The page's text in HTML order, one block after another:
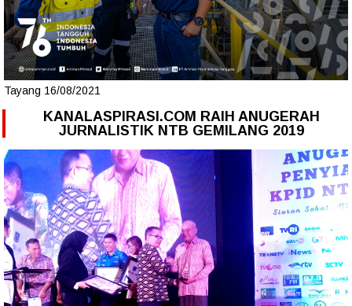
Tayang 16/08/2021
KANALASPIRASI.COM RAIH ANUGERAH
JURNALISTIK NTB GEMILANG 2019